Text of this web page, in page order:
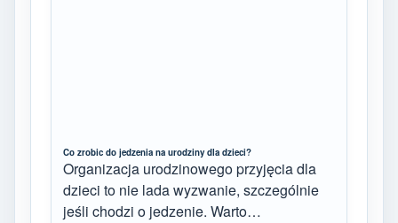
Co zrobic do jedzenia na urodziny dla dzieci?
Organizacja urodzinowego przyjęcia dla
dzieci to nie lada wyzwanie, szczególnie
jeśli chodzi o jedzenie. Warto…